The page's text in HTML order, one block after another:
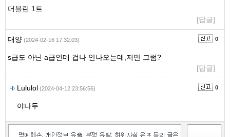
더블린 1트
[답글]
대양 (2024-02-16 17:32:03) 0
s급도 아닌 a급인데 겁나 안나오는데,저만 그럼?
[답글]
Lululol (2024-04-12 23:56:56) 0
야나두